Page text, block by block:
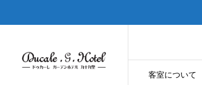
客室について